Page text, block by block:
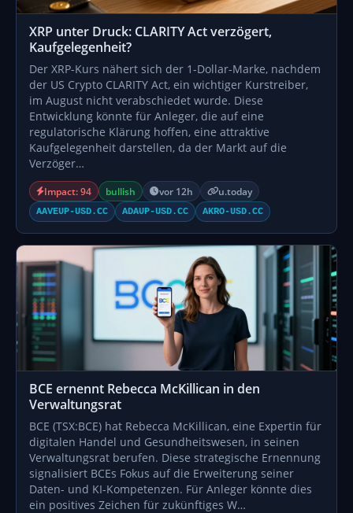
XRP unter Druck: CLARITY Act verzögert,
Kaufgelegenheit?
Der XRP-Kurs nähert sich der 1-Dollar-Marke, nachdem
der US Crypto CLARITY Act, ein wichtiger Kurstreiber,
im August nicht verabschiedet wurde. Diese
Entwicklung könnte für Anleger, die auf eine
regulatorische Klärung hoffen, eine attraktive
Kaufgelegenheit darstellen, da der Markt auf die
Verzöger…
Impact: 94 bullish vor 12h u.today
AAVEUP-USD.CC ADAUP-USD.CC AKRO-USD.CC
BCE ernennt Rebecca McKillican in den
Verwaltungsrat
BCE (TSX:BCE) hat Rebecca McKillican, eine Expertin für
digitalen Handel und Gesundheitswesen, in seinen
Verwaltungsrat berufen. Diese strategische Ernennung
signalisiert BCEs Fokus auf die Erweiterung seiner
Daten- und KI-Kompetenzen. Für Anleger könnte dies
ein positives Zeichen für zukünftiges W…